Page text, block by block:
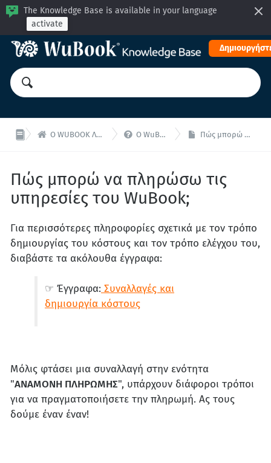
The Knowledge Base is available in your language
activate
 Ο WUBOOK ΛΟΓΑΡΙΑΣΜΟΣ ΣΑΣ: Πληρωμές και διαχείριση  Ο WuBook Λογαριασμός σας - F.A.Q Πώς μπορώ να πληρώσω τις υπηρεσίες του WuBook;
Πώς μπορώ να πληρώσω τις
υπηρεσίες του WuBook;
Για περισσότερες πληροφορίες σχετικά με τον τρόπο
δημιουργίας του κόστους και τον τρόπο ελέγχου του,
διαβάστε τα ακόλουθα έγγραφα:
☞ Έγγραφα: Συναλλαγές και
δημιουργία κόστους
Μόλις φτάσει μια συναλλαγή στην ενότητα
"ΑΝΑΜΟΝΗ ΠΛΗΡΩΜΗΣ", υπάρχουν διάφοροι τρόποι
για να πραγματοποιήσετε την πληρωμή. Ας τους
δούμε έναν έναν!